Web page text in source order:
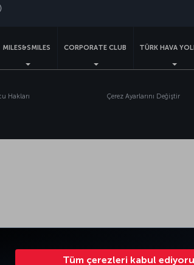
Tüm çerezleri kabul
Whatsapp
MILES&SMILES CORPORATE CLUB TÜRK HAVA
Hakları
Çerez Ayarlarını Değiştir